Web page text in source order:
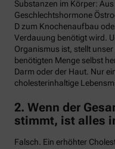
Substanzen im Körper:
Geschlechtshormone
D zum Knochenaufbau
Verdauung benötigt wird.
Organismus ist, stellt
benötigten Menge selbst
Darm oder der Haut. Nur
cholesterinhaltige
2. Wenn der
stimmt, ist alles
Falsch. Ein erhöhter